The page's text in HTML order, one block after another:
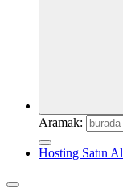
Aramak:
Hosting Satın Al